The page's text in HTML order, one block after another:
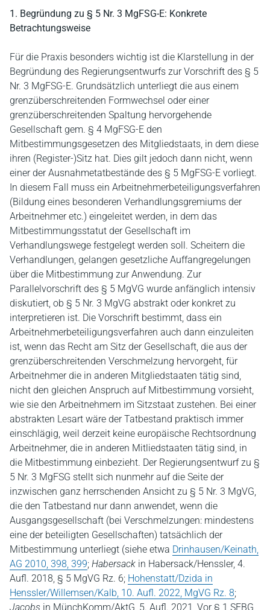
1. Begründung zu § 5 Nr. 3 MgFSG-E: Konkrete
Betrachtungsweise
Für die Praxis besonders wichtig ist die Klarstellung in der
Begründung des Regierungsentwurfs zur Vorschrift des § 5
Nr. 3 MgFSG-E. Grundsätzlich unterliegt die aus einem
grenzüberschreitenden Formwechsel oder einer
grenzüberschreitenden Spaltung hervorgehende
Gesellschaft gem. § 4 MgFSG-E den
Mitbestimmungsgesetzen des Mitgliedstaats, in dem diese
ihren (Register-)Sitz hat. Dies gilt jedoch dann nicht, wenn
einer der Ausnahmetatbestände des § 5 MgFSG-E vorliegt.
In diesem Fall muss ein Arbeitnehmerbeteiligungsverfahren
(Bildung eines besonderen Verhandlungsgremiums der
Arbeitnehmer etc.) eingeleitet werden, in dem das
Mitbestimmungsstatut der Gesellschaft im
Verhandlungswege festgelegt werden soll. Scheitern die
Verhandlungen, gelangen gesetzliche Auffangregelungen
über die Mitbestimmung zur Anwendung. Zur
Parallelvorschrift des § 5 MgVG wurde anfänglich intensiv
diskutiert, ob § 5 Nr. 3 MgVG abstrakt oder konkret zu
interpretieren ist. Die Vorschrift bestimmt, dass ein
Arbeitnehmerbeteiligungsverfahren auch dann einzuleiten
ist, wenn das Recht am Sitz der Gesellschaft, die aus der
grenzüberschreitenden Verschmelzung hervorgeht, für
Arbeitnehmer die in anderen Mitgliedstaaten tätig sind,
nicht den gleichen Anspruch auf Mitbestimmung vorsieht,
wie sie den Arbeitnehmern im Sitzstaat zustehen. Bei einer
abstrakten Lesart wäre der Tatbestand praktisch immer
einschlägig, weil derzeit keine europäische Rechtsordnung
Arbeitnehmer, die in anderen Mitliedstaaten tätig sind, in
die Mitbestimmung einbezieht. Der Regierungsentwurf zu §
5 Nr. 3 MgFSG stellt sich nunmehr auf die Seite der
inzwischen ganz herrschenden Ansicht zu § 5 Nr. 3 MgVG,
die den Tatbestand nur dann anwendet, wenn die
Ausgangsgesellschaft (bei Verschmelzungen: mindestens
eine der beteiligten Gesellschaften) tatsächlich der
Mitbestimmung unterliegt (siehe etwa Drinhausen/Keinath,
AG 2010, 398, 399; Habersack in Habersack/Henssler, 4.
Aufl. 2018, § 5 MgVG Rz. 6; Hohenstatt/Dzida in
Henssler/Willemsen/Kalb, 10. Aufl. 2022, MgVG Rz. 8;
Jacobs in MünchKomm/AktG, 5. Aufl. 2021, Vor § 1 SEBG